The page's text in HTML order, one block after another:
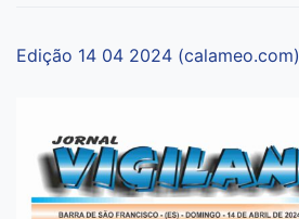
Edição 14 04 2024 (calameo.com)